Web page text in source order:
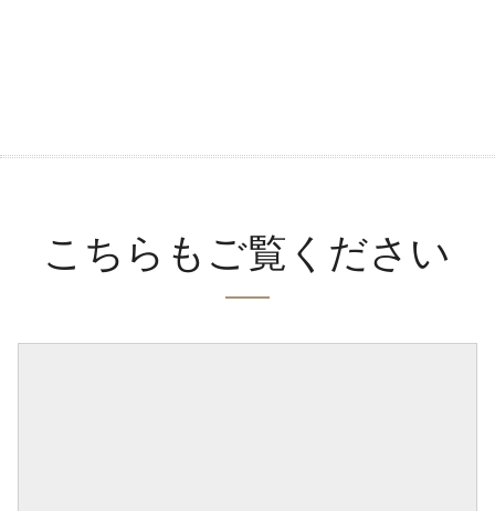
こちらもご覧ください